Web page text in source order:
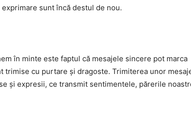
sunt încă destul de nou.
în minte este faptul că mesajele sincere pot marca
trimise cu purtare și dragoste. Trimiterea unor
și expresii, ce transmit sentimentele, părerile